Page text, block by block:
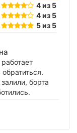
4 из 5
4 из 5
5 из 5
борта